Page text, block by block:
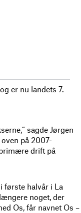
er nu landets 7.
sagde Jørgen
på 2007-
drift på
første halvår i La
noget, der
Os, får navnet Os –